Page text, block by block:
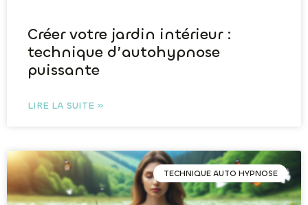
Créer votre jardin intérieur :
technique d’autohypnose
puissante
LIRE LA SUITE »
TECHNIQUE AUTO HYPNOSE